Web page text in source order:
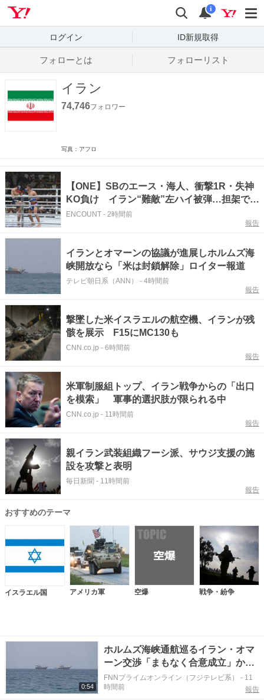
検索
通知
i
ログイン ID新規取得
フォローとは フォローリスト
イラン
74,746フォロワー
写真：アフロ
【ONE】SBのエース・海人、衝撃1R・失神
KO負け イラン“難敵”左ハイ被弾…担架で搬
送、トーナメント初戦でまさかの敗退
ENCOUNT - 2時間前
報告
イランとオマーンの協議が進展しホルムズ海
峡開放なら「米は封鎖解除」ロイター報道
テレビ朝日系（ANN） - 4時間前
報告
撃墜した米イスラエルの航空機、イランが残
骸を展示 F15にMC130も
CNN.co.jp - 6時間前
報告
米軍制服組トップ、イラン戦争からの「出口
を模索」 軍事的選択肢が限られる中
CNN.co.jp - 11時間前
報告
親イラン武装組織フーシ派、サウジ支援の施
設を攻撃と表明
毎日新聞 - 11時間前
報告
おすすめのテーマ
イスラエル国 アメリカ軍 空爆 戦争・紛争
0:54
ホルムズ海峡通航巡るイラン・オマ
ーン交渉「まもなく合意成立」か
石油輸送再開へ期待 アメリカ軍の
海上封鎖も解除へ 米報道
FNNプライムオンライン（フジテレビ系） - 11
時間前
報告